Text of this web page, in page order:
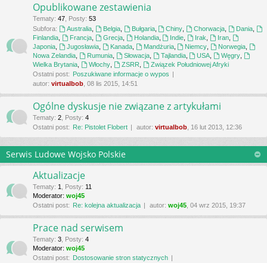
Opublikowane zestawienia
Tematy: 47 Posty: 53
Subfora:
Australia, Belgia, Bułgaria, Chiny Chorwacja Dania
Finlandia
Francja, Grecja, Holandia, Indie Irak Iran
Japonia
Jugosławia, Kanada, Mandżuria, Niemcy Norwegia
Nowa Zelandia
Rumunia, Słowacja, Tajlandia, USA Węgry
Wielka Brytania
Włochy, ZSRR
Związek Południowej Afryki
Ostatni post: Poszukiwane informacje o wypos
autor: virtualbob , 08 lis 2015, 14:51
Ogólne dyskusje nie związane z artykułami
Tematy: 2 Posty: 4
Ostatni post: Re: Pistolet Flobert autor: virtualbob , 16 lut 2013, 12:36
Serwis Ludowe Wojsko Polskie
Aktualizacje
Tematy: 1 Posty: 11
Moderator: woj45
Ostatni post: Re: kolejna aktualizacja autor: woj45 , 04 wrz 2015, 19:37
Prace nad serwisem
Tematy: 3 Posty: 4
Moderator: woj45
Ostatni post: Dostosowanie stron statycznych